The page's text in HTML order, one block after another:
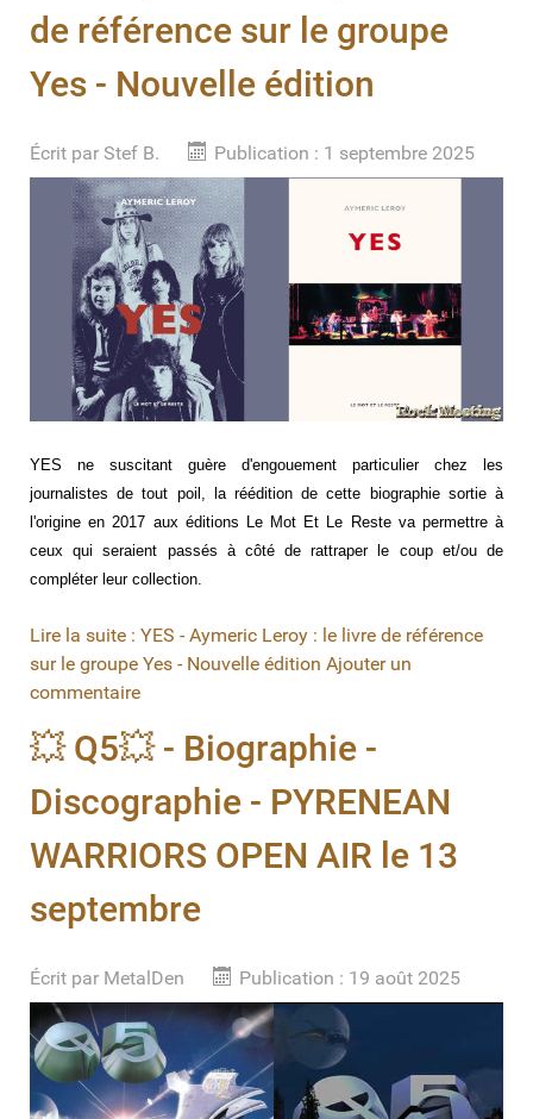
de référence sur le groupe
Yes - Nouvelle édition
Écrit par Stef B. Publication : 1 septembre 2025
YES ne suscitant guère d'engouement particulier chez les
journalistes de tout poil, la réédition de cette biographie sortie à
l'origine en 2017 aux éditions Le Mot Et Le Reste va permettre à
ceux qui seraient passés à côté de rattraper le coup et/ou de
compléter leur collection.
Lire la suite : YES - Aymeric Leroy : le livre de référence
sur le groupe Yes - Nouvelle édition Ajouter un
commentaire
💥 Q5💥 - Biographie -
Discographie - PYRENEAN
WARRIORS OPEN AIR le 13
septembre
Écrit par MetalDen Publication : 19 août 2025